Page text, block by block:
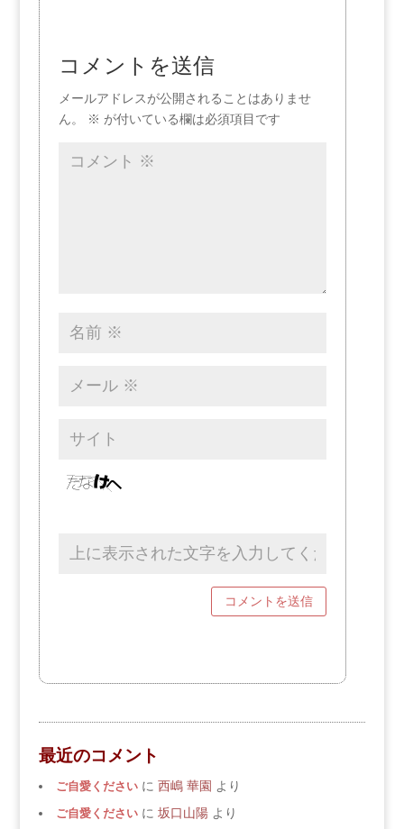
コメントを送信
メールアドレスが公開されることはありませ
ん。
※ が付いている欄は必須項目です
最近のコメント
ご自愛くださいに 西嶋 華園 より
ご自愛くださいに 坂口山陽より